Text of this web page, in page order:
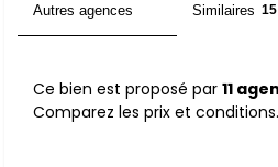
Autres agences Similaires 15
Ce bien est proposé par 11
Comparez les prix et conditions.